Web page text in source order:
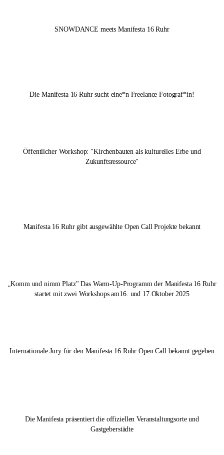
SNOWDANCE meetsManifesta 16 Ruhr
Die Manifesta 16 Ruhrsucht eine*n Freelance Fotograf*in!
Öffentlicher Workshop: "Kirchenbauten als kulturelles Erbe und
Zukunftsressource"
Manifesta 16 Ruhrgibt ausgewählte Open Call Projekte bekannt
„Komm und nimm Platz" Das Warm-Up-Programm der Manifesta 16 Ruhr
startet mit zwei Workshops am16. und 17.Oktober 2025
Internationale Jury für den Manifesta 16 Ruhr Open Call bekannt gegeben
Die Manifesta präsentiert die offiziellen Veranstaltungsorte und
Gastgeberstädte